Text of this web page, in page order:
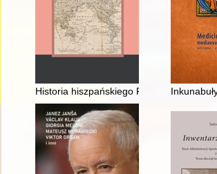
Historia hiszpańskiego Pacyfiku. T. 2,